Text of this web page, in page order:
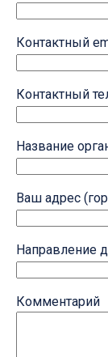
Контактный
Контактный
Название
Ваш адрес
Направление
Комментарий